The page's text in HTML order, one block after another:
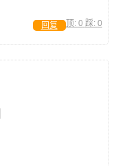
顶: 0 踩: 0
回复